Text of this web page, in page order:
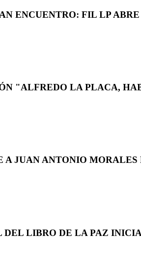
ENCUENTRO: FIL LP
"ALFREDO LA PLACA,
JUAN ANTONIO
LIBRO DE LA PAZ